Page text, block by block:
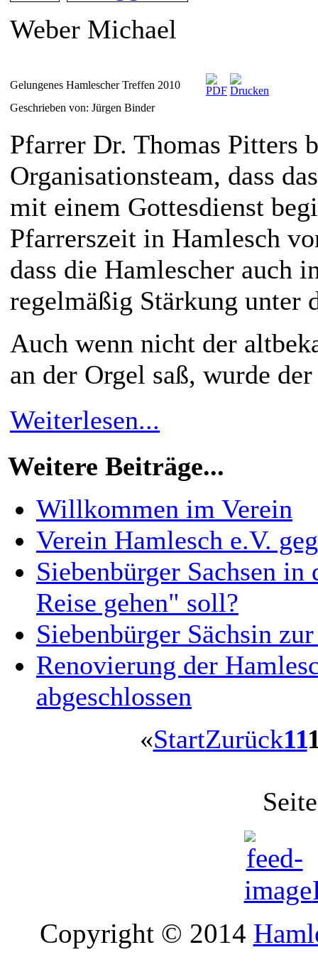
Weber Michael
Gelungenes Hamlescher Treffen 2010
Geschrieben von: Jürgen Binder
Pfarrer Dr. Thomas Pitters
Organisationsteam, dass
mit einem Gottesdienst
Pfarrerszeit in Hamlesch
dass die Hamlescher auch
regelmäßig Stärkung unter
Auch wenn nicht der
an der Orgel saß, wurde
Weiterlesen...
Weitere Beiträge...
Willkommen im Verein
Verein Hamlesch e.V.
Siebenbürger Sachsen
Reise gehen" soll?
Siebenbürger Sächsin
Renovierung der
abgeschlossen
«StartZurück11
Copyright © 2014